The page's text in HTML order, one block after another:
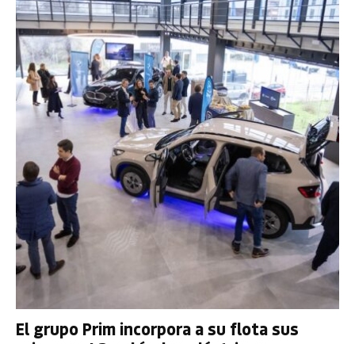
El grupo Prim incorpora a su flota sus